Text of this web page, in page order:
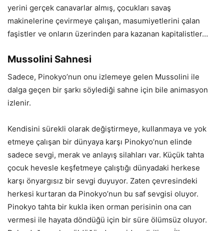
yerini gerçek canavarlar almış, çocukları savaş
makinelerine çevirmeye çalışan, masumiyetlerini çalan
faşistler ve onların üzerinden para kazanan kapitalistler…
Mussolini Sahnesi
Sadece, Pinokyo’nun onu izlemeye gelen Mussolini ile
dalga geçen bir şarkı söylediği sahne için bile animasyon
izlenir.
Kendisini sürekli olarak değiştirmeye, kullanmaya ve yok
etmeye çalışan bir dünyaya karşı Pinokyo’nun elinde
sadece sevgi, merak ve anlayış silahları var. Küçük tahta
çocuk hevesle keşfetmeye çalıştığı dünyadaki herkese
karşı önyargısız bir sevgi duyuyor. Zaten çevresindeki
herkesi kurtaran da Pinokyo’nun bu saf sevgisi oluyor.
Pinokyo tahta bir kukla iken orman perisinin ona can
vermesi ile hayata döndüğü için bir süre ölümsüz oluyor.